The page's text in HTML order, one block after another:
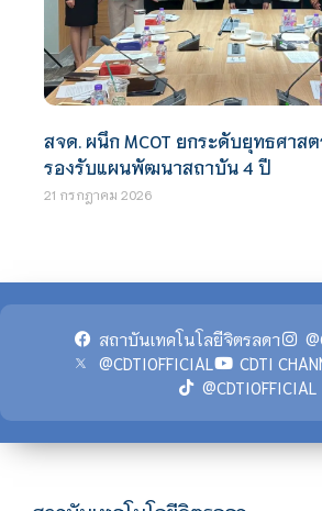
สจด. ผนึก MCOT ยกระดับยุทธศาส
รองรับแผนพัฒนาสถาบัน 4 ปี
21 กรกฎาคม 2026
สถาบันเทคโนโลยีจิตรลดา
@CDTIOFFICIAL
CDTI
@CDTIOFFICIAL